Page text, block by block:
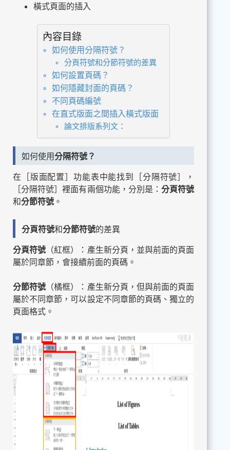
橫式頁面的插入
內容目錄
如何使用分隔符號？
分頁符號和分節符號的差異
如何設置頁碼？
如何隱藏封面的頁碼？
不同頁碼編號
在直式版面之間插入橫式版面
論文排版系列文：
如何使用分隔符號？
在［版面配置］功能表中能找到［分隔符號］，
［分隔符號］裡面有兩個功能，分別是：分頁符號
和分節符號 。
分頁符號和分節符號的差異
分頁符號 （紅框）：產生新分頁，並與前面的頁面
屬於同章節，會接續前面的頁碼。
分節符號 （橘框）：產生新分頁，但與前面的頁面
屬於不同章節，可以設定不同章節的頁碼、獨立的
頁面格式。